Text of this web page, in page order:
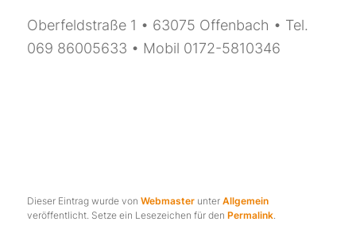
Oberfeldstraße 1 • 63075 Offenbach • Tel.
069 86005633 • Mobil 0172-5810346
Dieser Eintrag wurde vonWebmaster unterAllgemein
veröffentlicht. Setze ein Lesezeichen für denPermalink